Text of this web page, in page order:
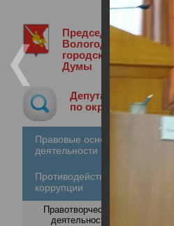
Председатель
Вологодской
городской
Думы
Депутат
по округу
Правовые основы
деятельности
Противодействие
коррупции
Правотворческая
деятельность
6-я